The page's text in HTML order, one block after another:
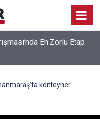
En Zorlu Etap
konteyner